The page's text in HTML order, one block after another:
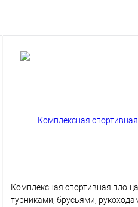
Комплексная спортивная
турниками, брусьями,